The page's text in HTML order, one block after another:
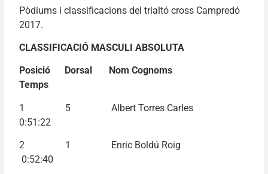
Pòdiums i classificacions del trialtó cross Campredó
2017.
CLASSIFICACIÓ MASCULI ABSOLUTA
Posició Dorsal Nom Cognoms
Temps
1 5 Albert Torres Carles
0:51:22
2 1 Enric Boldú Roig
0:52:40